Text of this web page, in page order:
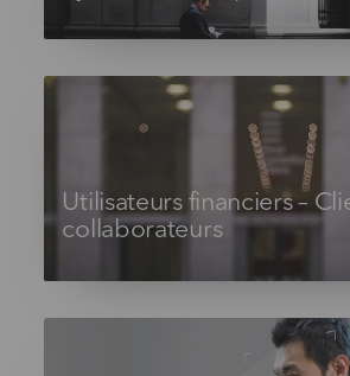
Utilisateurs financiers –
collaborateurs